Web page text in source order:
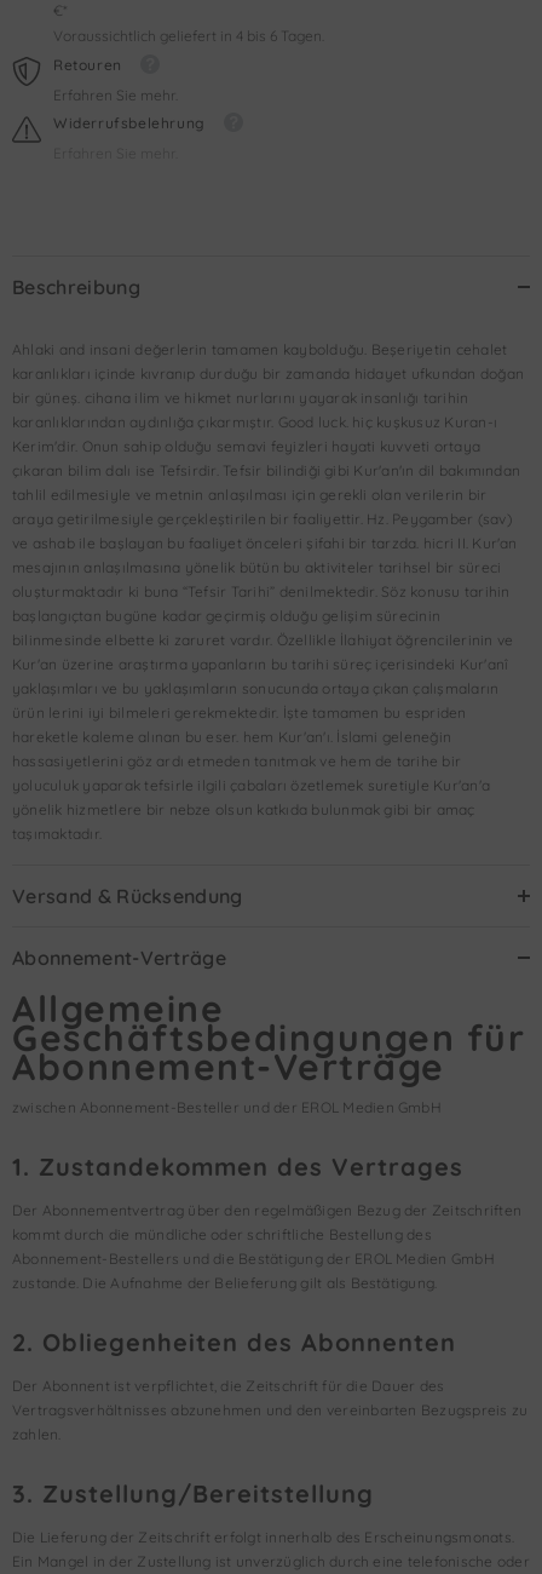
€*
Voraussichtlich geliefert in 4 bis 6 Tagen.
Retouren
Erfahren Sie mehr.
Widerrufsbelehrung
Beschreibung
Ahlaki and insani değerlerin tamamen kaybolduğu. Beşeriyetin cehalet
karanlıkları içinde kıvranıp durduğu bir zamanda hidayet ufkundan doğan
bir güneş. cihana ilim ve hikmet nurlarını yayarak insanlığı tarihin
karanlıklarından aydınlığa çıkarmıştır. Good luck. hiç kuşkusuz Kuran-ı
Kerim'dir. Onun sahip olduğu semavi feyizleri hayati kuvveti ortaya
çıkaran bilim dalı ise Tefsirdir. Tefsir bilindiği gibi Kur'an'ın dil bakımından
tahlil edilmesiyle ve metnin anlaşılması için gerekli olan verilerin bir
araya getirilmesiyle gerçekleştirilen bir faaliyettir. Hz. Peygamber (sav)
ve ashab ile başlayan bu faaliyet önceleri şifahi bir tarzda. hicri II. Kur'an
mesajının anlaşılmasına yönelik bütün bu aktiviteler tarihsel bir süreci
oluşturmaktadır ki buna “Tefsir Tarihi” denilmektedir. Söz konusu tarihin
başlangıçtan bugüne kadar geçirmiş olduğu gelişim sürecinin
bilinmesinde elbette ki zaruret vardır. Özellikle İlahiyat öğrencilerinin ve
Kur'an üzerine araştırma yapanların bu tarihi süreç içerisindeki Kur'anî
yaklaşımları ve bu yaklaşımların sonucunda ortaya çıkan çalışmaların
ürün lerini iyi bilmeleri gerekmektedir. İşte tamamen bu espriden
hareketle kaleme alınan bu eser. hem Kur'an'ı. İslami geleneğin
hassasiyetlerini göz ardı etmeden tanıtmak ve hem de tarihe bir
yoluculuk yaparak tefsirle ilgili çabaları özetlemek suretiyle Kur'an'a
yönelik hizmetlere bir nebze olsun katkıda bulunmak gibi bir amaç
taşımaktadır.
Versand & Rücksendung
Abonnement-Verträge
Allgemeine
Geschäftsbedingungen für
Abonnement-Verträge
zwischen Abonnement-Besteller und der EROL Medien GmbH
1. Zustandekommen des Vertrages
Der Abonnementvertrag über den regelmäßigen Bezug der Zeitschriften
kommt durch die mündliche oder schriftliche Bestellung des
Abonnement-Bestellers und die Bestätigung der EROL Medien GmbH
zustande. Die Aufnahme der Belieferung gilt als Bestätigung.
2. Obliegenheiten des Abonnenten
Der Abonnent ist verpflichtet, die Zeitschrift für die Dauer des
Vertragsverhältnisses abzunehmen und den vereinbarten Bezugspreis zu
zahlen.
3. Zustellung/Bereitstellung
Die Lieferung der Zeitschrift erfolgt innerhalb des Erscheinungsmonats.
Ein Mangel in der Zustellung ist unverzüglich durch eine telefonische oder